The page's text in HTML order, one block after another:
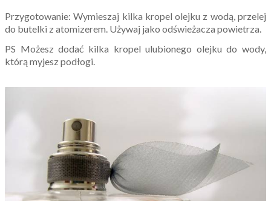
Przygotowanie: Wymieszaj kilka kropel olejku z wodą, przelej
do butelki z atomizerem. Używaj jako odświeżacza powietrza.
PS Możesz dodać kilka kropel ulubionego olejku do wody,
którą myjesz podłogi.